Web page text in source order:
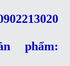
phẩm: